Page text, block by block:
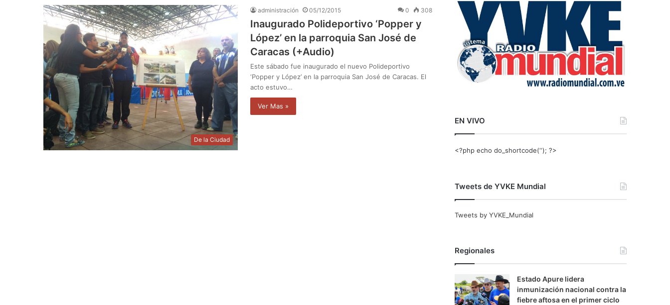
De la Ciudad
administración 05/12/2015 0 308
Inaugurado Polideportivo ‘Popper y
López’ en la parroquia San José de
Caracas (+Audio)
Este sábado fue inaugurado el nuevo Polideportivo
‘Popper y López’ en la parroquia San José de Caracas. El
acto estuvo…
Ver Mas »
r
EN VIVO
<?php echo do_shortcode(‘‘); ?>
Tweets de YVKE Mundial
Tweets by YVKE_Mundial
Regionales
Estado Apure lidera
inmunización nacional contra la
fiebre aftosa en el primer ciclo